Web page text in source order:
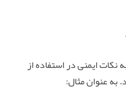
ایمنی در استفاده از
به عنوان مثال: